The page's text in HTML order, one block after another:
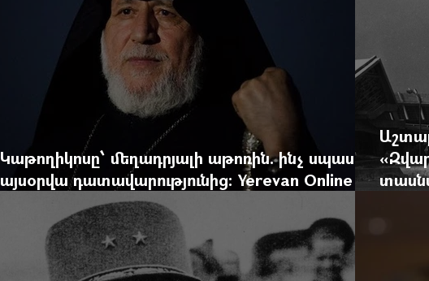
Կաթողիկոսը՝ մեղադրյալի աթոռին. ինչ սպասել
այսօրվա դատավարությունից: Yerevan Online
Mag.-ի մեծ ռեպորտաժը